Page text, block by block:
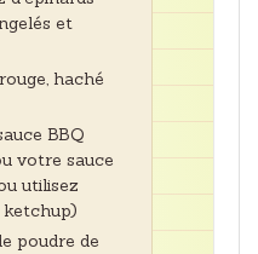
et
haché
BBQ
votre sauce
utilisez
poudre de